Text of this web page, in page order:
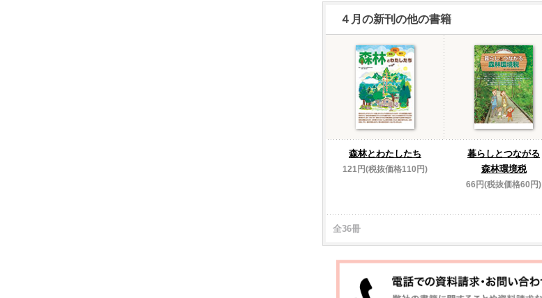
４月の新刊の他の書籍
森林とわたしたち
121円(税抜価格110円)
暮らしとつながる
森林環境税
66円(税抜価格60円)
全36冊